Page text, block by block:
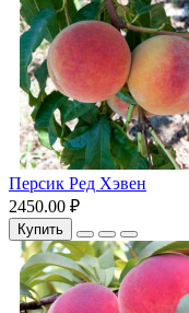
Персик Ред Хэвен
2450.00 ₽
Купить